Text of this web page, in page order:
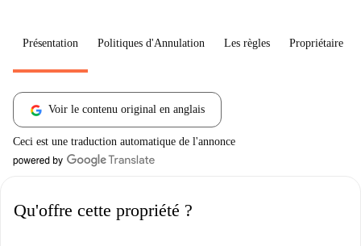
Présentation Politiques d'Annulation Les règles Propriétaire
Voir le contenu original en anglais
Ceci est une traduction automatique de l'annonce
Qu'offre cette propriété ?